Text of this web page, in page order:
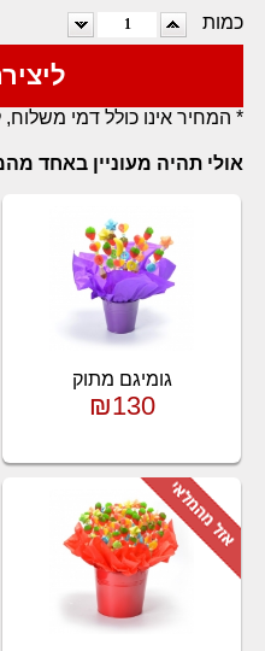
כמות
* המחיר אינו כולל דמי
אולי תהיה מעוניין באחד
גומיגם מתוק
₪130